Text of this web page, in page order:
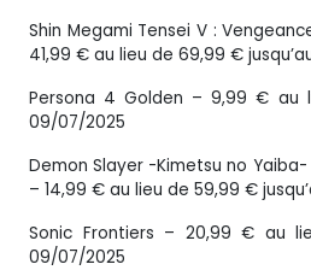
Shin Megami Tensei V :
41,99 € au lieu de 69,99 €
Persona 4 Golden – 9,99 € au
09/07/2025
Demon Slayer -Kimetsu no
– 14,99 € au lieu de 59,99 €
Sonic Frontiers – 20,99 € au
09/07/2025